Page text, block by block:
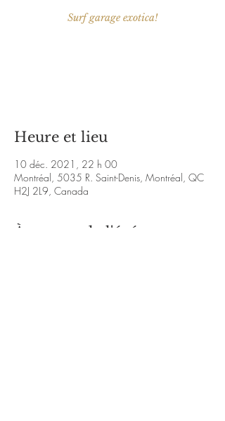
Heure et lieu
10 déc. 2021, 22 h 00
Montréal, 5035 R. Saint-Denis, Montréal, QC
H2J 2L9, Canada
À propos de l'événement